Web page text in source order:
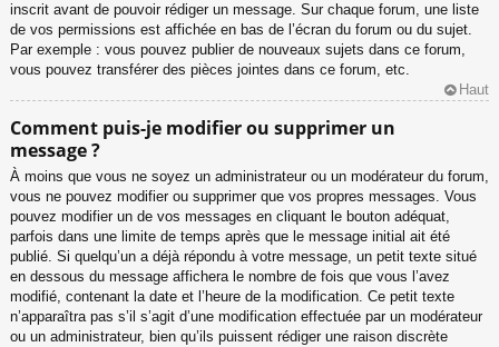
inscrit avant de pouvoir rédiger un message. Sur chaque forum, une liste
de vos permissions est affichée en bas de l’écran du forum ou du sujet.
Par exemple : vous pouvez publier de nouveaux sujets dans ce forum,
vous pouvez transférer des pièces jointes dans ce forum, etc.
Haut
Comment puis-je modifier ou supprimer un
message ?
À moins que vous ne soyez un administrateur ou un modérateur du forum,
vous ne pouvez modifier ou supprimer que vos propres messages. Vous
pouvez modifier un de vos messages en cliquant le bouton adéquat,
parfois dans une limite de temps après que le message initial ait été
publié. Si quelqu’un a déjà répondu à votre message, un petit texte situé
en dessous du message affichera le nombre de fois que vous l’avez
modifié, contenant la date et l’heure de la modification. Ce petit texte
n’apparaîtra pas s’il s’agit d’une modification effectuée par un modérateur
ou un administrateur, bien qu’ils puissent rédiger une raison discrète